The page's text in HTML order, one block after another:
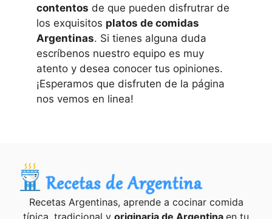
contentos de que pueden disfrutrar de
los exquisitos platos de comidas
Argentinas. Si tienes alguna duda
escríbenos nuestro equipo es muy
atento y desea conocer tus opiniones.
¡Esperamos que disfruten de la página
nos vemos en linea!
Recetas Argentinas, aprende a cocinar comida